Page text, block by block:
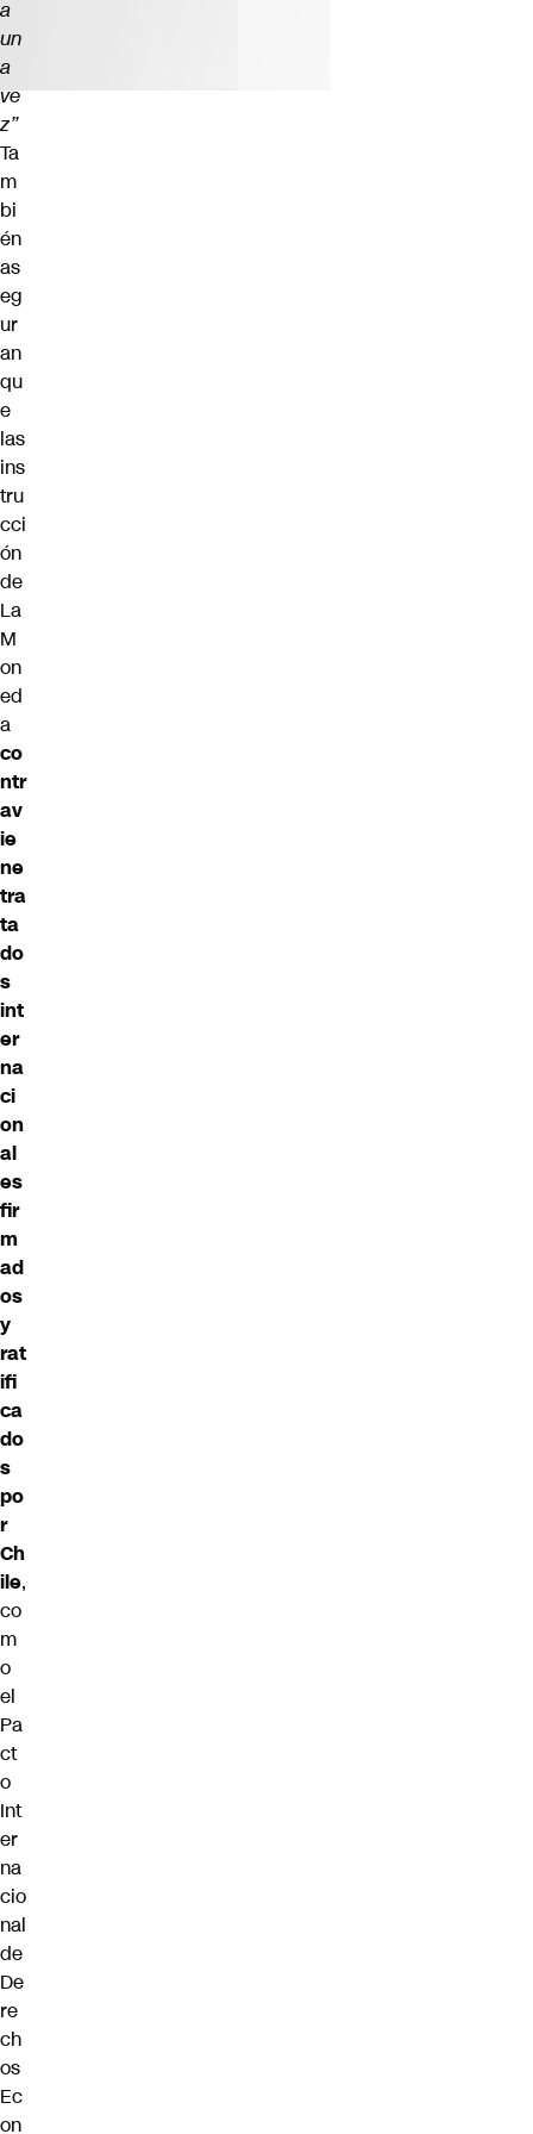
a
un
a
ve
z”
Ta
m
bi
én
as
eg
ur
an
qu
e
las
ins
tru
cci
ón
de
La
M
on
ed
a
co
ntr
av
ie
ne
tra
ta
do
s
int
er
na
ci
on
al
es
fir
m
ad
os
y
rat
ifi
ca
do
s
po
r
Ch
ile,
co
m
o
el
Pa
ct
o
Int
er
na
cio
nal
de
De
re
ch
os
Ec
on